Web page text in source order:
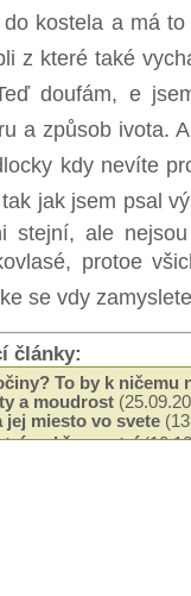
kostela a má to
z které také
doufám, e
a způsob ivota.
kdy nevíte
jak jsem psal
stejní, ale
protoe
se vdy
články:
To by k ničemu
a moudrost
jej miesto vo svete
vs křesanství